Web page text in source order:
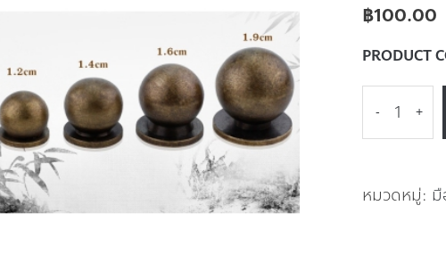
฿100.00
PRODUCT
- +
หมวดหมู่: